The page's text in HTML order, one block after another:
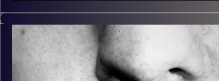
של הופעות חיות. הרבה ג'אם, רוק,
בלוז, bluegrass, ג'אז, Fאנק, פרוגרסיב ואפילו אלקטרוניקה.